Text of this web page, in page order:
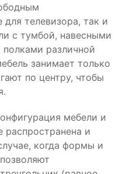
телевизора, так и
с тумбой, навесными
различной
занимает только
по центру, чтобы
мебели и
распространена и
когда формы и